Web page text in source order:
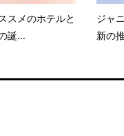
スメのホテルと
誕...
ジャ
新の